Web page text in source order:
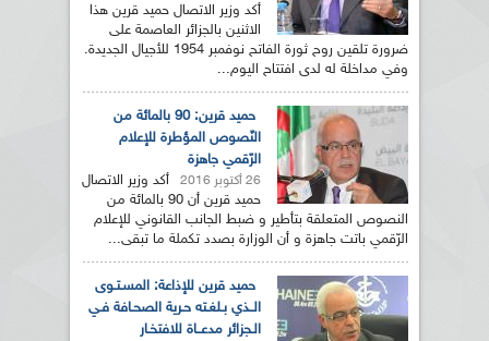
أكد وزير الاتصال حميد قرين هذا
الاثنين بالجزائر العاصمة على
ضرورة تلقين روح ثورة الفاتح نوفمبر 1954 للأجيال الجديدة.
وفي مداخلة له لدى افتتاح اليوم...
حميد قرين: 90 بالمائة من
النّصوص المؤطرة للإعلام
الرّقمي جاهزة
26 أكتوبر 2016
أكد وزير الاتصال
حميد قرين أن 90 بالمائة من
النصوص المتعلقة بتأطير و ضبط الجانب القانوني للإعلام
الرّقمي باتت جاهزة و أن الوزارة بصدد تكملة ما تبقى...
حميد قرين للإذاعة: المسـتـوى
الــذي بـلغـته حـرية الصحـافة فـي
الـجزائر مدعــاة للافتخـار